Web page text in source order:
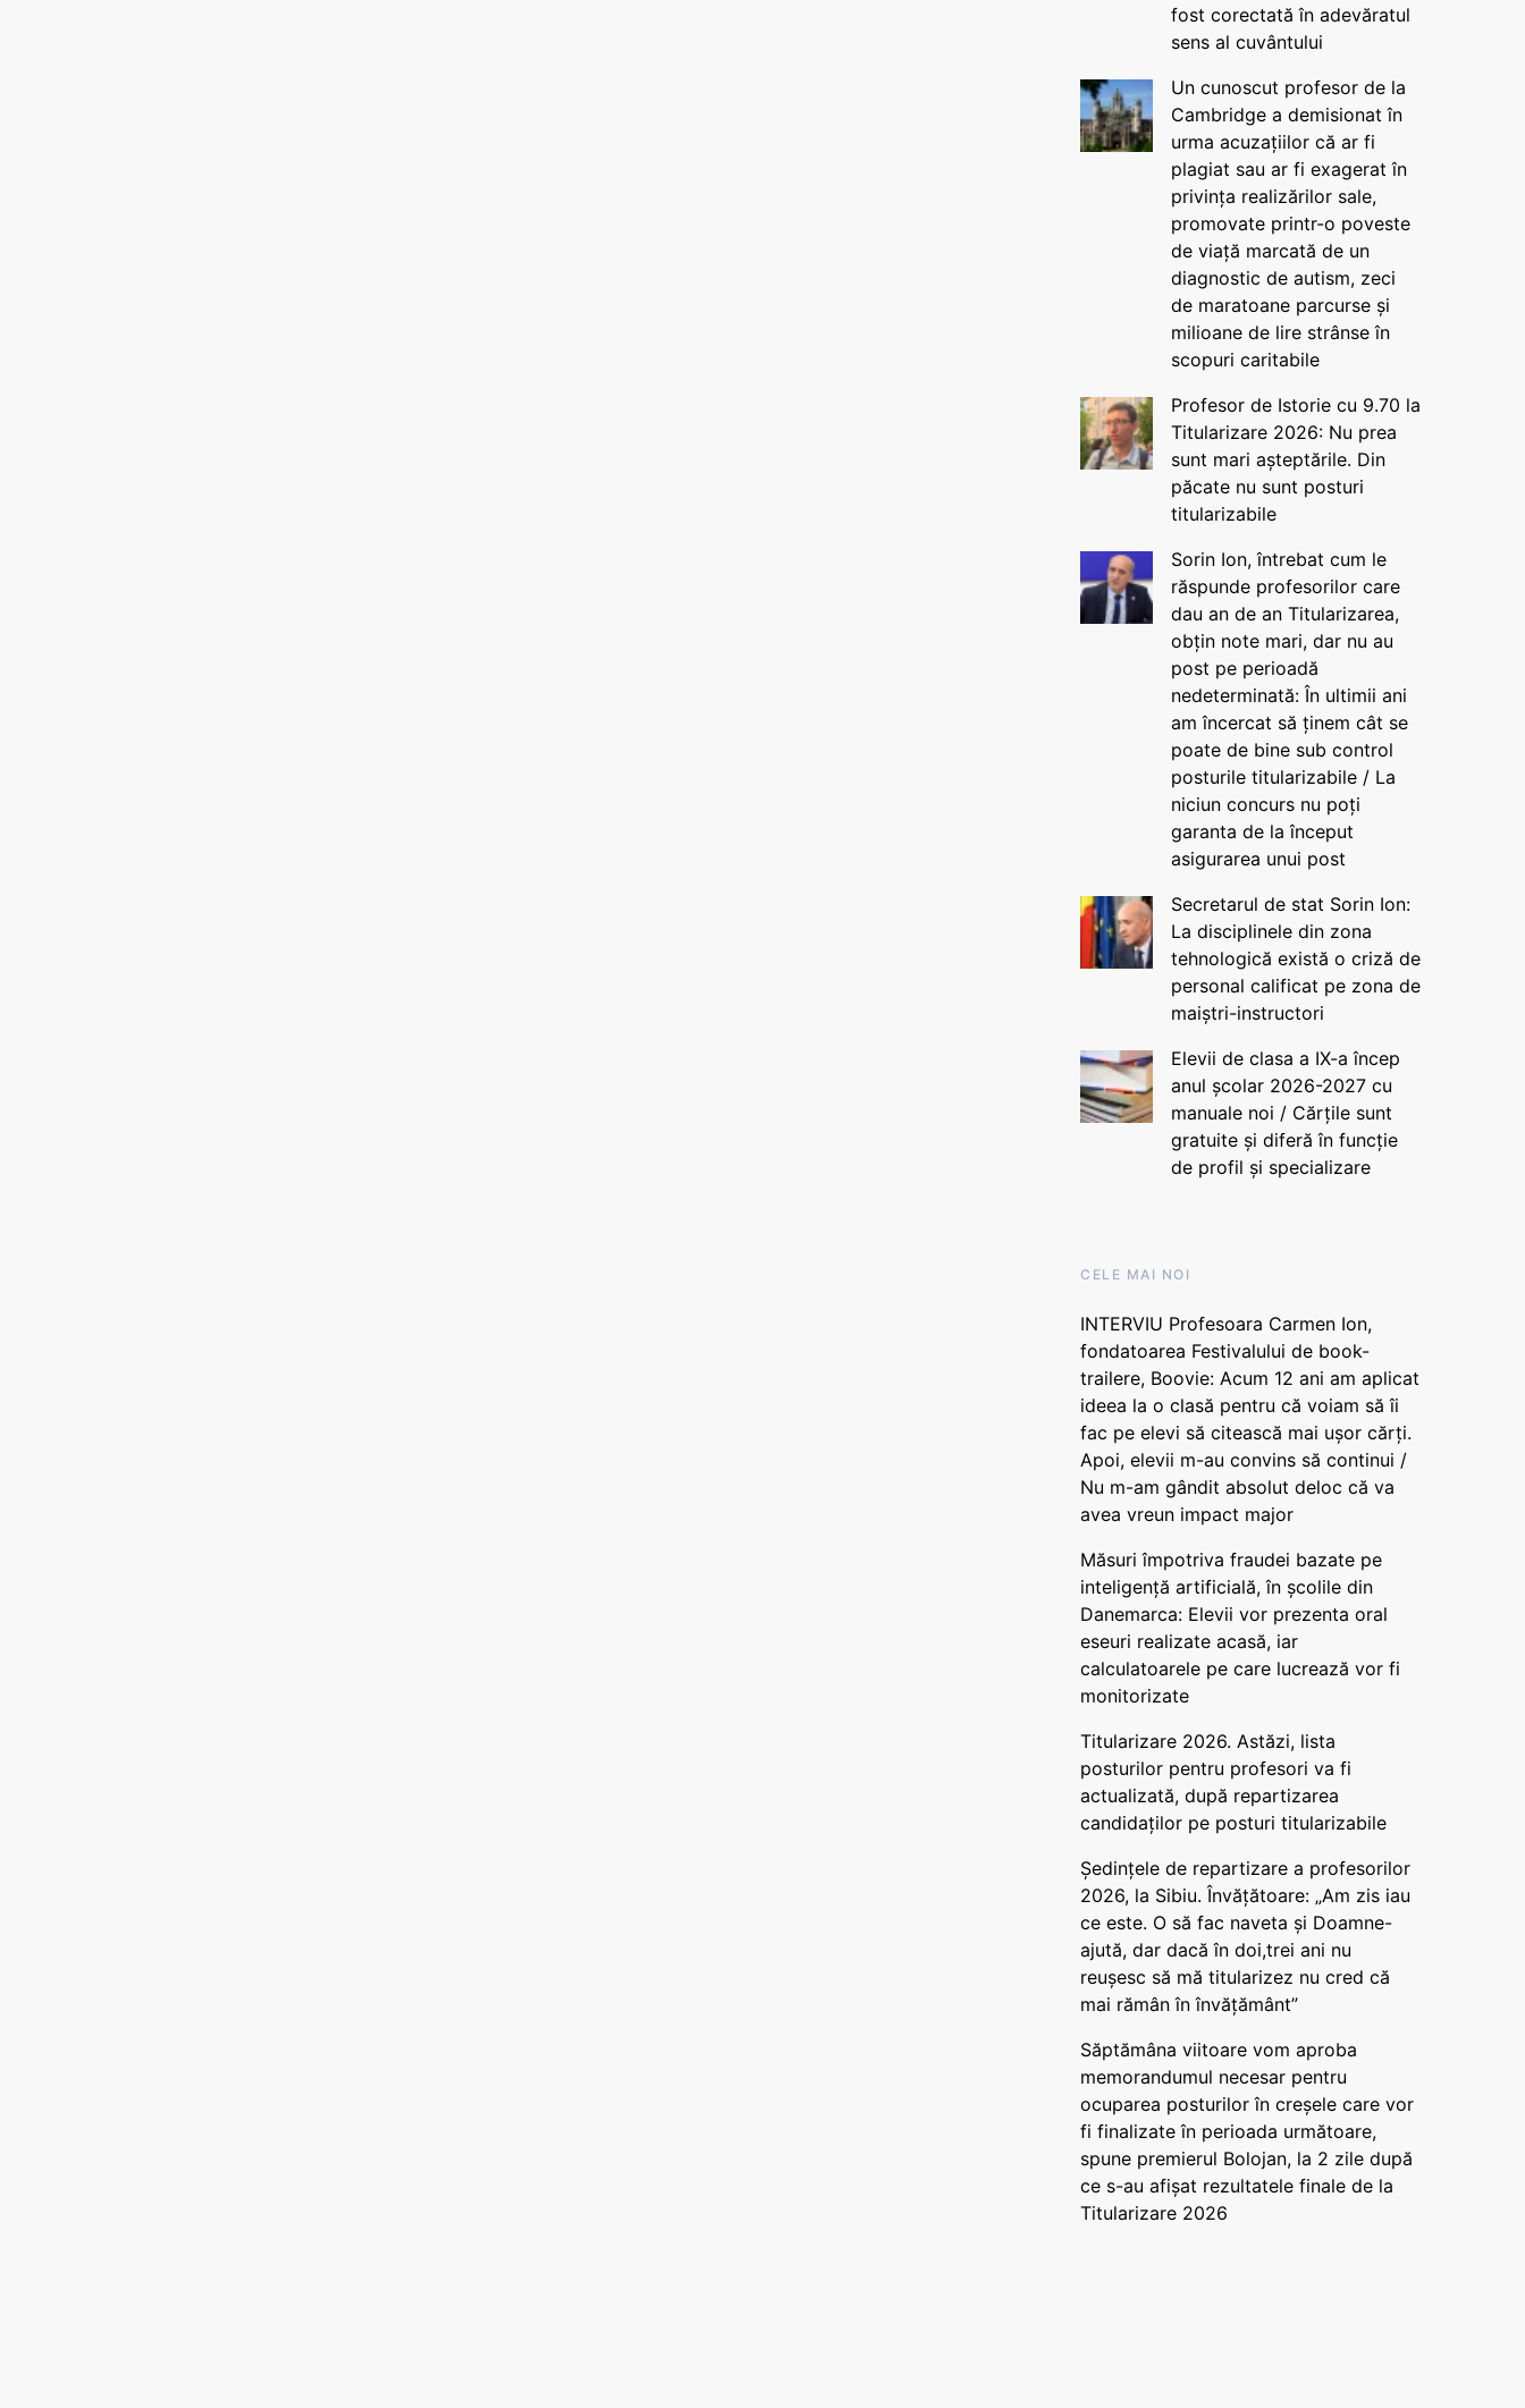
fost corectată în adevăratul
sens al cuvântului
Un cunoscut profesor de la
Cambridge a demisionat în
urma acuzațiilor că ar fi
plagiat sau ar fi exagerat în
privința realizărilor sale,
promovate printr-o poveste
de viață marcată de un
diagnostic de autism, zeci
de maratoane parcurse și
milioane de lire strânse în
scopuri caritabile
Profesor de Istorie cu 9.70 la
Titularizare 2026: Nu prea
sunt mari așteptările. Din
păcate nu sunt posturi
titularizabile
Sorin Ion, întrebat cum le
răspunde profesorilor care
dau an de an Titularizarea,
obțin note mari, dar nu au
post pe perioadă
nedeterminată: În ultimii ani
am încercat să ținem cât se
poate de bine sub control
posturile titularizabile / La
niciun concurs nu poți
garanta de la început
asigurarea unui post
Secretarul de stat Sorin Ion:
La disciplinele din zona
tehnologică există o criză de
personal calificat pe zona de
maiștri-instructori
Elevii de clasa a IX-a încep
anul școlar 2026-2027 cu
manuale noi / Cărțile sunt
gratuite și diferă în funcție
de profil și specializare
CELE MAI NOI
INTERVIU Profesoara Carmen Ion,
fondatoarea Festivalului de book-
trailere, Boovie: Acum 12 ani am aplicat
ideea la o clasă pentru că voiam să îi
fac pe elevi să citească mai ușor cărți.
Apoi, elevii m-au convins să continui /
Nu m-am gândit absolut deloc că va
avea vreun impact major
Măsuri împotriva fraudei bazate pe
inteligență artificială, în școlile din
Danemarca: Elevii vor prezenta oral
eseuri realizate acasă, iar
calculatoarele pe care lucrează vor fi
monitorizate
Titularizare 2026. Astăzi, lista
posturilor pentru profesori va fi
actualizată, după repartizarea
candidaților pe posturi titularizabile
Ședințele de repartizare a profesorilor
2026, la Sibiu. Învățătoare: „Am zis iau
ce este. O să fac naveta și Doamne-
ajută, dar dacă în doi,trei ani nu
reușesc să mă titularizez nu cred că
mai rămân în învățământ”
Săptămâna viitoare vom aproba
memorandumul necesar pentru
ocuparea posturilor în creșele care vor
fi finalizate în perioada următoare,
spune premierul Bolojan, la 2 zile după
ce s-au afișat rezultatele finale de la
Titularizare 2026